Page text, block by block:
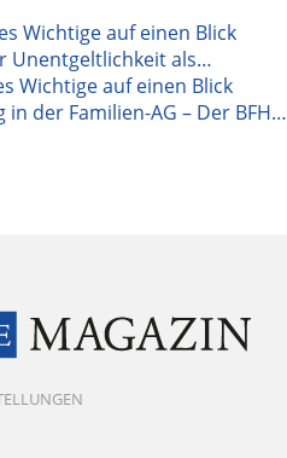
Wichtige auf einen Blick
Unentgeltlichkeit als…
Wichtige auf einen Blick
der Familien-AG – Der BFH…